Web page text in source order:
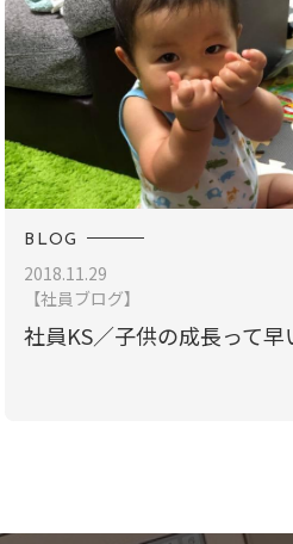
BLOG
2018.11.29
【社員ブログ】
社員KS／子供の成長って早